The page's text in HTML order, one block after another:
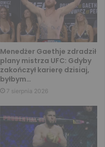
Menedżer Gaethje zdradził
plany mistrza UFC: Gdyby
zakończył karierę dzisiaj,
byłbym…
7 sierpnia 2026